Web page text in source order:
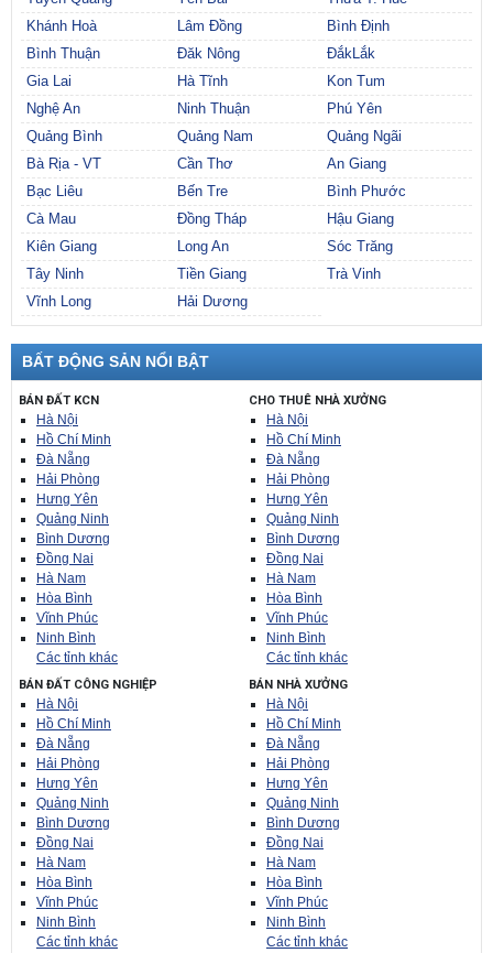
Khánh Hoà
Lâm Đồng
Bình Định
Bình Thuận
Đăk Nông
ĐắkLắk
Gia Lai
Hà Tĩnh
Kon Tum
Nghệ An
Ninh Thuận
Phú Yên
Quảng Bình
Quảng Nam
Quảng Ngãi
Bà Rịa - VT
Cần Thơ
An Giang
Bạc Liêu
Bến Tre
Bình Phước
Cà Mau
Đồng Tháp
Hậu Giang
Kiên Giang
Long An
Sóc Trăng
Tây Ninh
Tiền Giang
Trà Vinh
Vĩnh Long
Hải Dương
BẤT ĐỘNG SẢN NỔI BẬT
BÁN ĐẤT KCN
Hà Nội
Hồ Chí Minh
Đà Nẵng
Hải Phòng
Hưng Yên
Quảng Ninh
Bình Dương
Đồng Nai
Hà Nam
Hòa Bình
Vĩnh Phúc
Ninh Bình
Các tỉnh khác
CHO THUÊ NHÀ XƯỞNG
Hà Nội
Hồ Chí Minh
Đà Nẵng
Hải Phòng
Hưng Yên
Quảng Ninh
Bình Dương
Đồng Nai
Hà Nam
Hòa Bình
Vĩnh Phúc
Ninh Bình
Các tỉnh khác
BÁN ĐẤT CÔNG NGHIỆP
Hà Nội
Hồ Chí Minh
Đà Nẵng
Hải Phòng
Hưng Yên
Quảng Ninh
Bình Dương
Đồng Nai
Hà Nam
Hòa Bình
Vĩnh Phúc
Ninh Bình
Các tỉnh khác
BÁN NHÀ XƯỞNG
Hà Nội
Hồ Chí Minh
Đà Nẵng
Hải Phòng
Hưng Yên
Quảng Ninh
Bình Dương
Đồng Nai
Hà Nam
Hòa Bình
Vĩnh Phúc
Ninh Bình
Các tỉnh khác